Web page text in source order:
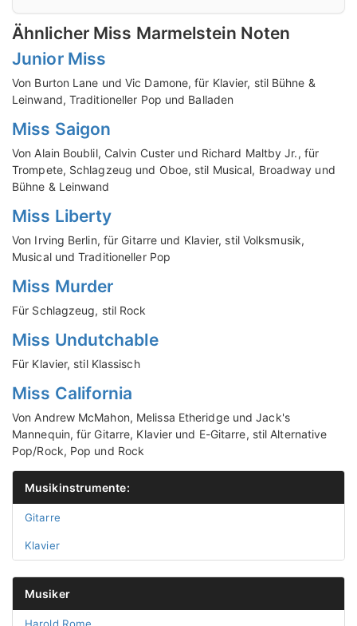
Ähnlicher Miss Marmelstein Noten
Junior Miss
Von Burton Lane und Vic Damone, für Klavier, stil Bühne &
Leinwand, Traditioneller Pop und Balladen
Miss Saigon
Von Alain Boublil, Calvin Custer und Richard Maltby Jr., für
Trompete, Schlagzeug und Oboe, stil Musical, Broadway und
Bühne & Leinwand
Miss Liberty
Von Irving Berlin, für Gitarre und Klavier, stil Volksmusik,
Musical und Traditioneller Pop
Miss Murder
Für Schlagzeug, stil Rock
Miss Undutchable
Für Klavier, stil Klassisch
Miss California
Von Andrew McMahon, Melissa Etheridge und Jack's
Mannequin, für Gitarre, Klavier und E-Gitarre, stil Alternative
Pop/Rock, Pop und Rock
Musikinstrumente:
Gitarre
Klavier
Musiker